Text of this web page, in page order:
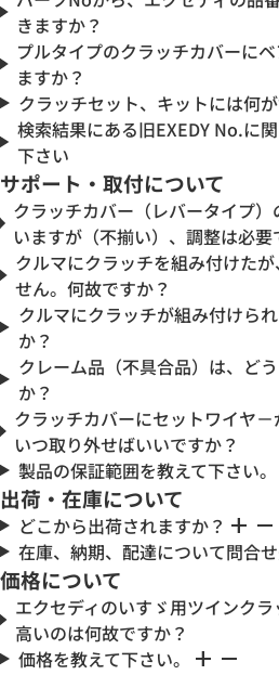
きますか？
プルタイプのクラッチカバーに
ますか？
クラッチセット、キットには何
検索結果にある旧EXEDY No.に
下さい
サポート・取付について
クラッチカバー（レバータイプ
いますが（不揃い）、調整は必要
クルマにクラッチを組み付けた
せん。何故ですか？
クルマにクラッチが組み付けら
か？
クレーム品（不具合品）は、ど
か？
クラッチカバーにセットワイヤ－
いつ取り外せばいいですか？
製品の保証範囲を教えて下さい。
出荷・在庫について
どこから出荷されますか？ add remove
在庫、納期、配達について問合せ
価格について
エクセディのいすゞ用ツインク
高いのは何故ですか？
価格を教えて下さい。 add remove